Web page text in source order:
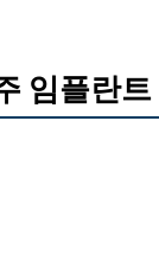
임플란